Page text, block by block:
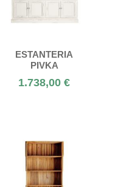
ESTANTERIA
PIVKA
1.738,00 €